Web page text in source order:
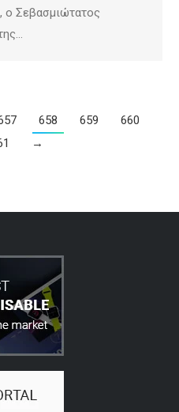
ο Σεβασμιώτατος
658 659
660
→